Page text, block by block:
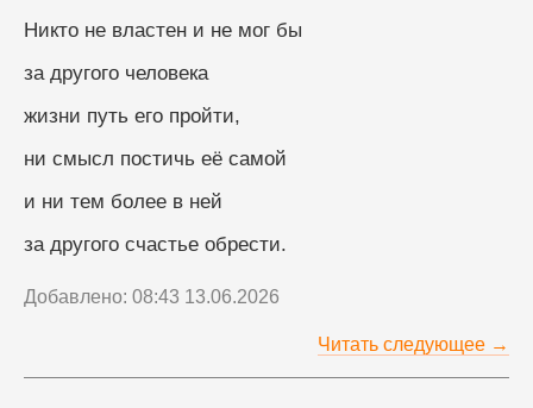
Никто не властен и не мог бы
за другого человека
жизни путь его пройти,
ни смысл постичь её самой
и ни тем более в ней
за другого счастье обрести.
Добавлено: 08:43 13.06.2026
Читать следующее →